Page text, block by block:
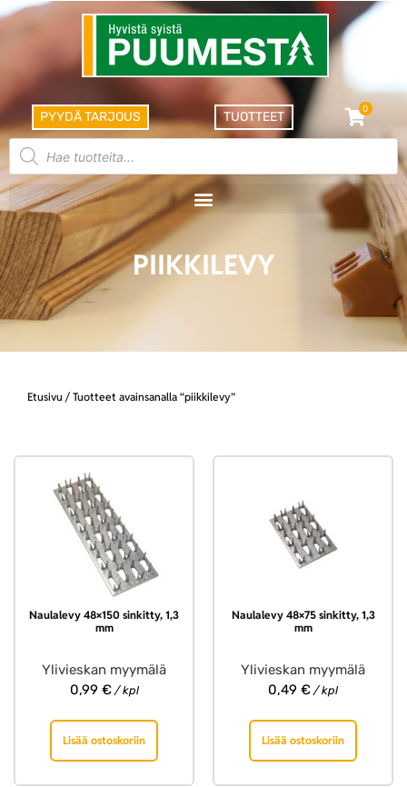
PYYDÄ TARJOUS TUOTTEET
0
PIIKKILEVY
Etusivu / Tuotteet avainsanalla “piikkilevy”
Naulalevy 48×150 sinkitty, 1,3
mm
Ylivieskan myymälä
0,99 €/ kpl
Lisää ostoskoriin
Naulalevy 48×75 sinkitty, 1,3
mm
Ylivieskan myymälä
0,49 € / kpl
Lisää ostoskoriin